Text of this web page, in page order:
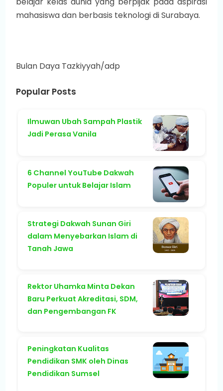
mahasiswa dan berbasis teknologi di Surabaya.
Bulan Daya Tazkiyyah/adp
Popular Posts
Ilmuwan Ubah Sampah Plastik
Jadi Perasa Vanila
6 Channel YouTube Dakwah
Populer untuk Belajar Islam
Strategi Dakwah Sunan Giri
dalam Menyebarkan Islam di
Tanah Jawa
Rektor Uhamka Minta Dekan
Baru Perkuat Akreditasi, SDM,
dan Pengembangan FK
Peningkatan Kualitas
Pendidikan SMK oleh Dinas
Pendidikan Sumsel